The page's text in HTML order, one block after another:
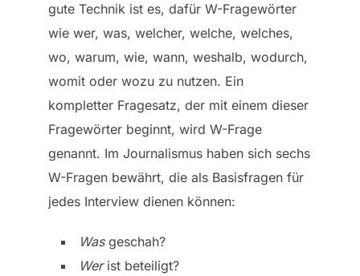
gute Technik ist es, dafür W-Fragewörter
wie wer, was, welcher, welche, welches,
wo, warum, wie, wann, weshalb, wodurch,
womit oder wozu zu nutzen. Ein
kompletter Fragesatz, der mit einem dieser
Fragewörter beginnt, wird W-Frage
genannt. Im Journalismus haben sich sechs
W-Fragen bewährt, die als Basisfragen für
jedes Interview dienen können:
Wasgeschah?
Werist beteiligt?